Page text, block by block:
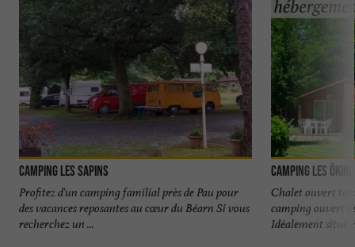
Camping Les Sapins
Profitez d'un camping familial près de Pau pour
des vacances reposantes au cœur du Béarn Si vous
recherchez un ...
Camping Les Ôkiri
Chalet ouvert
camping ouvert
Idéalement situé